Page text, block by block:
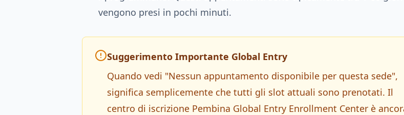
vengono presi in pochi minuti.
Suggerimento Importante Global Entry
Quando vedi "Nessun appuntamento disponibile per questa sede",
significa semplicemente che tutti gli slot attuali sono prenotati. Il
centro di iscrizione Pembina Global Entry Enrollment Center è